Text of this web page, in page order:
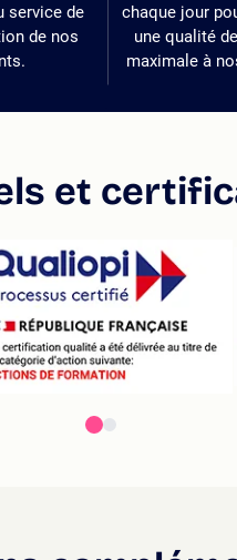
service de
de nos
chaque jour
une qualité
maximale à
et